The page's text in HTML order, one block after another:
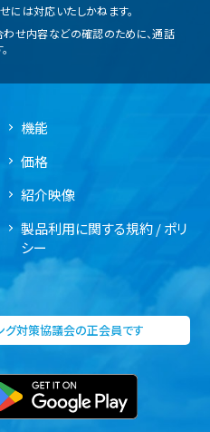
は対応いたしかねます。
せ内容などの確認のために、通話
機能
価格
紹介映像
製品利用に関する規約 / ポリ
シー
グ対策協議会の正会員です